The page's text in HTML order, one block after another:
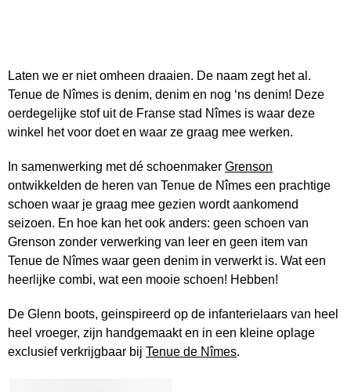
Laten we er niet omheen draaien. De naam zegt het al.
Tenue de Nîmes is denim, denim en nog ‘ns denim! Deze
oerdegelijke stof uit de Franse stad Nîmes is waar deze
winkel het voor doet en waar ze graag mee werken.
In samenwerking met dé schoenmaker Grenson
ontwikkelden de heren van Tenue de Nîmes een prachtige
schoen waar je graag mee gezien wordt aankomend
seizoen. En hoe kan het ook anders: geen schoen van
Grenson zonder verwerking van leer en geen item van
Tenue de Nîmes waar geen denim in verwerkt is. Wat een
heerlijke combi, wat een mooie schoen! Hebben!
De Glenn boots, geinspireerd op de infanterielaars van heel
heel vroeger, zijn handgemaakt en in een kleine oplage
exclusief verkrijgbaar bij Tenue de Nîmes.